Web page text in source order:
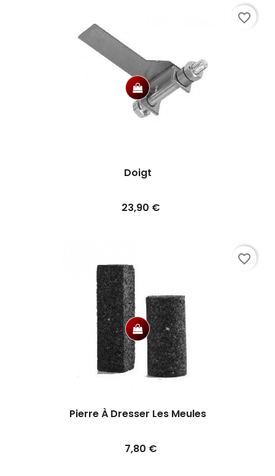
Doigt
Prix
23,90 €
favorite_border
Pierre À Dresser Les Meules
Prix
7,80 €
favorite_border